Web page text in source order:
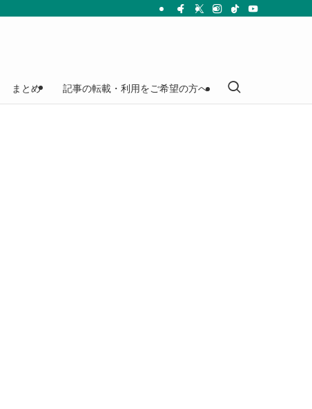
まとめ 記事の転載・利用をご希望の方へ